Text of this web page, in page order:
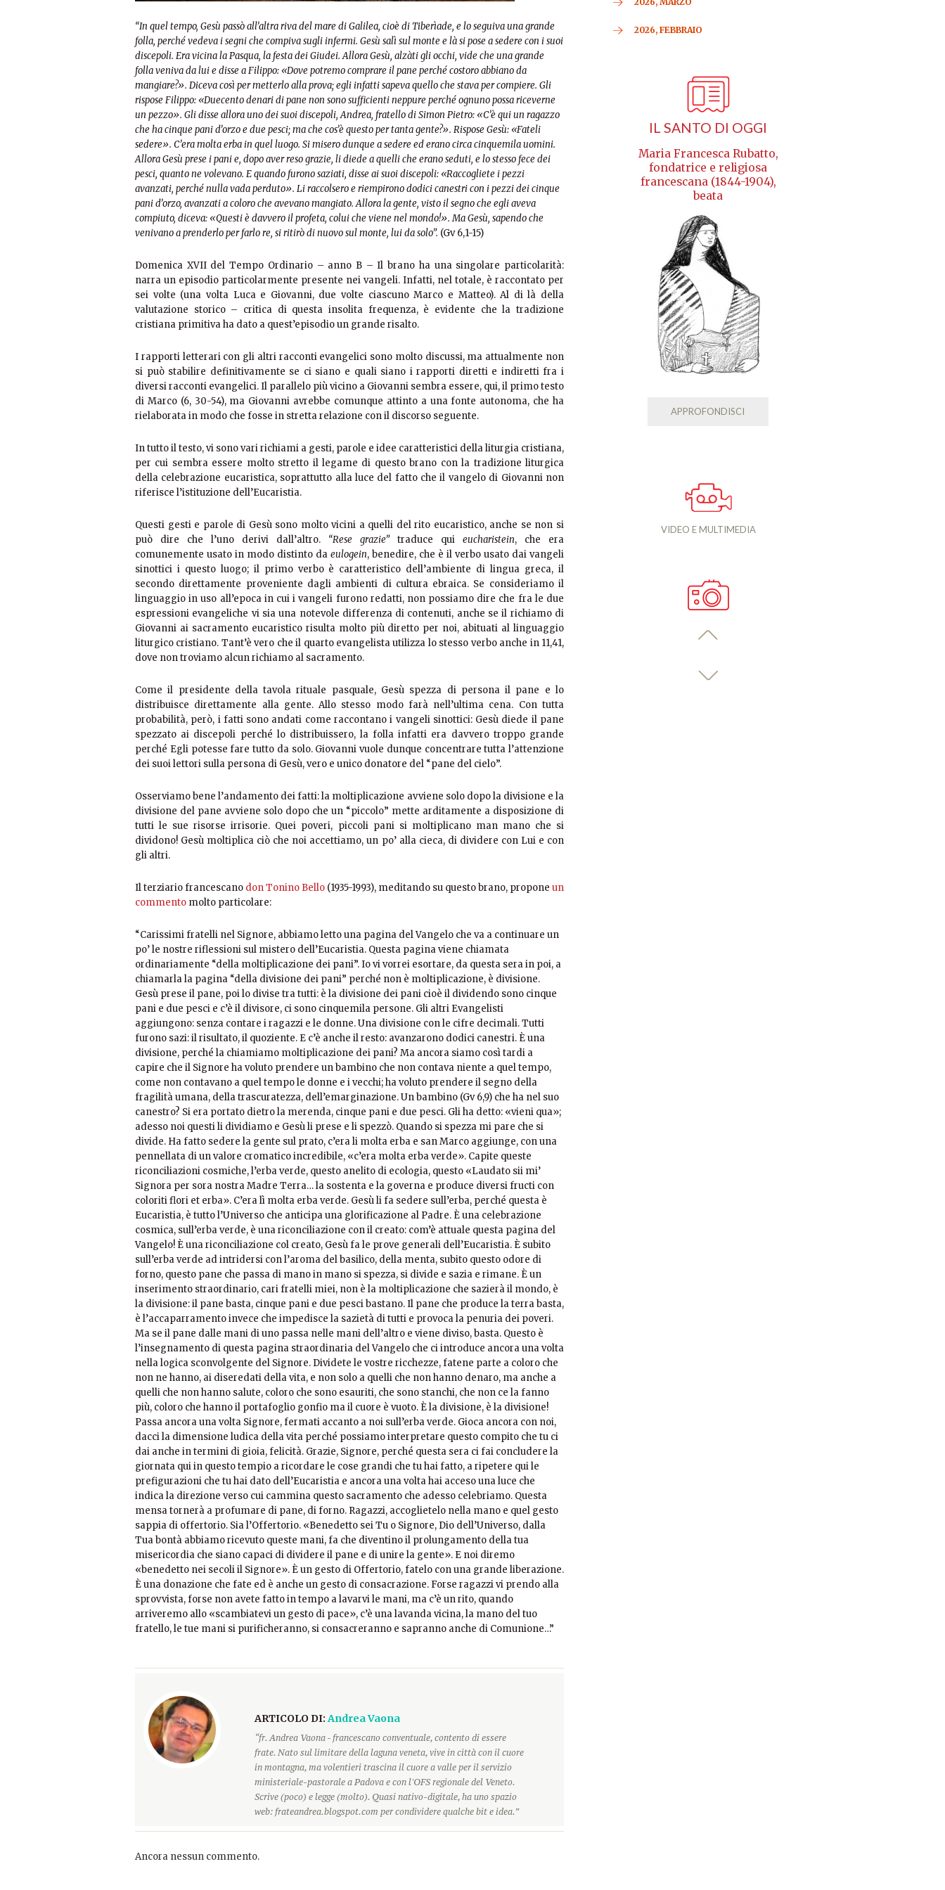
“In quel tempo, Gesù passò all’altra riva del mare di Galilea, cioè di Tiberìade, e lo seguiva una grande
folla, perché vedeva i segni che compiva sugli infermi. Gesù salì sul monte e là si pose a sedere con i suoi
discepoli. Era vicina la Pasqua, la festa dei Giudei. Allora Gesù, alzàti gli occhi, vide che una grande
folla veniva da lui e disse a Filippo: «Dove potremo comprare il pane perché costoro abbiano da
mangiare?». Diceva così per metterlo alla prova; egli infatti sapeva quello che stava per compiere. Gli
rispose Filippo: «Duecento denari di pane non sono sufficienti neppure perché ognuno possa riceverne
un pezzo». Gli disse allora uno dei suoi discepoli, Andrea, fratello di Simon Pietro: «C’è qui un ragazzo
che ha cinque pani d’orzo e due pesci; ma che cos’è questo per tanta gente?». Rispose Gesù: «Fateli
sedere». C’era molta erba in quel luogo. Si misero dunque a sedere ed erano circa cinquemila uomini.
Allora Gesù prese i pani e, dopo aver reso grazie, li diede a quelli che erano seduti, e lo stesso fece dei
pesci, quanto ne volevano. E quando furono saziati, disse ai suoi discepoli: «Raccogliete i pezzi
avanzati, perché nulla vada perduto». Li raccolsero e riempirono dodici canestri con i pezzi dei cinque
pani d’orzo, avanzati a coloro che avevano mangiato. Allora la gente, visto il segno che egli aveva
compiuto, diceva: «Questi è davvero il profeta, colui che viene nel mondo!». Ma Gesù, sapendo che
venivano a prenderlo per farlo re, si ritirò di nuovo sul monte, lui da solo”. (Gv 6,1-15)
Domenica XVII del Tempo Ordinario – anno B – Il brano ha una singolare particolarità:
narra un episodio particolarmente presente nei vangeli. Infatti, nel totale, è raccontato per
sei volte (una volta Luca e Giovanni, due volte ciascuno Marco e Matteo). Al di là della
valutazione storico – critica di questa insolita frequenza, è evidente che la tradizione
cristiana primitiva ha dato a quest’episodio un grande risalto.
I rapporti letterari con gli altri racconti evangelici sono molto discussi, ma attualmente non
si può stabilire definitivamente se ci siano e quali siano i rapporti diretti e indiretti fra i
diversi racconti evangelici. Il parallelo più vicino a Giovanni sembra essere, qui, il primo testo
di Marco (6, 30-54), ma Giovanni avrebbe comunque attinto a una fonte autonoma, che ha
rielaborata in modo che fosse in stretta relazione con il discorso seguente.
In tutto il testo, vi sono vari richiami a gesti, parole e idee caratteristici della liturgia cristiana,
per cui sembra essere molto stretto il legame di questo brano con la tradizione liturgica
della celebrazione eucaristica, soprattutto alla luce del fatto che il vangelo di Giovanni non
riferisce l’istituzione dell’Eucaristia.
Questi gesti e parole di Gesù sono molto vicini a quelli del rito eucaristico, anche se non si
può dire che l’uno derivi dall’altro. “Rese grazie”traduce qui eucharistein, che era
comunemente usato in modo distinto da eulogein, benedire, che è il verbo usato dai vangeli
sinottici i questo luogo; il primo verbo è caratteristico dell’ambiente di lingua greca, il
secondo direttamente proveniente dagli ambienti di cultura ebraica. Se consideriamo il
linguaggio in uso all’epoca in cui i vangeli furono redatti, non possiamo dire che fra le due
espressioni evangeliche vi sia una notevole differenza di contenuti, anche se il richiamo di
Giovanni ai sacramento eucaristico risulta molto più diretto per noi, abituati al linguaggio
liturgico cristiano. Tant’è vero che il quarto evangelista utilizza lo stesso verbo anche in 11,41,
dove non troviamo alcun richiamo al sacramento.
Come il presidente della tavola rituale pasquale, Gesù spezza di persona il pane e lo
distribuisce direttamente alla gente. Allo stesso modo farà nell’ultima cena. Con tutta
probabilità, però, i fatti sono andati come raccontano i vangeli sinottici: Gesù diede il pane
spezzato ai discepoli perché lo distribuissero, la folla infatti era davvero troppo grande
perché Egli potesse fare tutto da solo. Giovanni vuole dunque concentrare tutta l’attenzione
dei suoi lettori sulla persona di Gesù, vero e unico donatore del “pane del cielo”.
Osserviamo bene l’andamento dei fatti: la moltiplicazione avviene solo dopo la divisione e la
divisione del pane avviene solo dopo che un “piccolo” mette arditamente a disposizione di
tutti le sue risorse irrisorie. Quei poveri, piccoli pani si moltiplicano man mano che si
dividono! Gesù moltiplica ciò che noi accettiamo, un po’ alla cieca, di dividere con Lui e con
gli altri.
Il terziario francescano don Tonino Bello (1935-1993), meditando su questo brano, propone un
commento molto particolare:
“Carissimi fratelli nel Signore, abbiamo letto una pagina del Vangelo che va a continuare un
po’ le nostre riflessioni sul mistero dell’Eucaristia. Questa pagina viene chiamata
ordinariamente “della moltiplicazione dei pani”. Io vi vorrei esortare, da questa sera in poi, a
chiamarla la pagina “della divisione dei pani” perché non è moltiplicazione, è divisione.
Gesù prese il pane, poi lo divise tra tutti: è la divisione dei pani cioè il dividendo sono cinque
pani e due pesci e c’è il divisore, ci sono cinquemila persone. Gli altri Evangelisti
aggiungono: senza contare i ragazzi e le donne. Una divisione con le cifre decimali. Tutti
furono sazi: il risultato, il quoziente. E c’è anche il resto: avanzarono dodici canestri. È una
divisione, perché la chiamiamo moltiplicazione dei pani? Ma ancora siamo così tardi a
capire che il Signore ha voluto prendere un bambino che non contava niente a quel tempo,
come non contavano a quel tempo le donne e i vecchi; ha voluto prendere il segno della
fragilità umana, della trascuratezza, dell’emarginazione. Un bambino (Gv 6,9) che ha nel suo
canestro? Si era portato dietro la merenda, cinque pani e due pesci. Gli ha detto: «vieni qua»;
adesso noi questi li dividiamo e Gesù li prese e li spezzò. Quando si spezza mi pare che si
divide. Ha fatto sedere la gente sul prato, c’era li molta erba e san Marco aggiunge, con una
pennellata di un valore cromatico incredibile, «c’era molta erba verde». Capite queste
riconciliazioni cosmiche, l’erba verde, questo anelito di ecologia, questo «Laudato sii mi’
Signora per sora nostra Madre Terra… la sostenta e la governa e produce diversi fructi con
coloriti flori et erba». C’era lì molta erba verde. Gesù li fa sedere sull’erba, perché questa è
Eucaristia, è tutto l’Universo che anticipa una glorificazione al Padre. È una celebrazione
cosmica, sull’erba verde, è una riconciliazione con il creato: com’è attuale questa pagina del
Vangelo! È una riconciliazione col creato, Gesù fa le prove generali dell’Eucaristia. È subito
sull’erba verde ad intridersi con l’aroma del basilico, della menta, subito questo odore di
forno, questo pane che passa di mano in mano si spezza, si divide e sazia e rimane. È un
inserimento straordinario, cari fratelli miei, non è la moltiplicazione che sazierà il mondo, è
la divisione: il pane basta, cinque pani e due pesci bastano. Il pane che produce la terra basta,
è l’accaparramento invece che impedisce la sazietà di tutti e provoca la penuria dei poveri.
Ma se il pane dalle mani di uno passa nelle mani dell’altro e viene diviso, basta. Questo è
l’insegnamento di questa pagina straordinaria del Vangelo che ci introduce ancora una volta
nella logica sconvolgente del Signore. Dividete le vostre ricchezze, fatene parte a coloro che
non ne hanno, ai diseredati della vita, e non solo a quelli che non hanno denaro, ma anche a
quelli che non hanno salute, coloro che sono esauriti, che sono stanchi, che non ce la fanno
più, coloro che hanno il portafoglio gonfio ma il cuore è vuoto. È la divisione, è la divisione!
Passa ancora una volta Signore, fermati accanto a noi sull’erba verde. Gioca ancora con noi,
dacci la dimensione ludica della vita perché possiamo interpretare questo compito che tu ci
dai anche in termini di gioia, felicità. Grazie, Signore, perché questa sera ci fai concludere la
giornata qui in questo tempio a ricordare le cose grandi che tu hai fatto, a ripetere qui le
prefigurazioni che tu hai dato dell’Eucaristia e ancora una volta hai acceso una luce che
indica la direzione verso cui cammina questo sacramento che adesso celebriamo. Questa
mensa tornerà a profumare di pane, di forno. Ragazzi, accoglietelo nella mano e quel gesto
sappia di offertorio. Sia l’Offertorio. «Benedetto sei Tu o Signore, Dio dell’Universo, dalla
Tua bontà abbiamo ricevuto queste mani, fa che diventino il prolungamento della tua
misericordia che siano capaci di dividere il pane e di unire la gente». E noi diremo
«benedetto nei secoli il Signore». È un gesto di Offertorio, fatelo con una grande liberazione.
È una donazione che fate ed è anche un gesto di consacrazione. Forse ragazzi vi prendo alla
sprovvista, forse non avete fatto in tempo a lavarvi le mani, ma c’è un rito, quando
arriveremo allo «scambiatevi un gesto di pace», c’è una lavanda vicina, la mano del tuo
fratello, le tue mani si purificheranno, si consacreranno e sapranno anche di Comunione…”
ARTICOLO DI:Andrea Vaona
“fr. Andrea Vaona - francescano conventuale, contento di essere
frate. Nato sul limitare della laguna veneta, vive in città con il cuore
in montagna, ma volentieri trascina il cuore a valle per il servizio
ministeriale-pastorale a Padova e con l'OFS regionale del Veneto.
Scrive (poco) e legge (molto). Quasi nativo-digitale, ha uno spazio
web: frateandrea.blogspot.com per condividere qualche bit e idea.”
Ancora nessun commento.
2026, FEBBRAIO
IL SANTO DI OGGI
Maria Francesca Rubatto,
fondatrice e religiosa
francescana (1844-1904),
beata
APPROFONDISCI
VIDEO E MULTIMEDIA